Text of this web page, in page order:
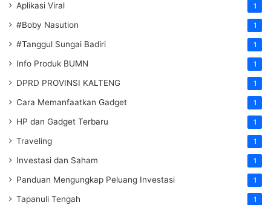
Aplikasi Viral 1
#Boby Nasution 1
#Tanggul Sungai Badiri 1
Info Produk BUMN 1
DPRD PROVINSI KALTENG 1
Cara Memanfaatkan Gadget 1
HP dan Gadget Terbaru 1
Traveling 1
Investasi dan Saham 1
Panduan Mengungkap Peluang Investasi 1
Tapanuli Tengah 1